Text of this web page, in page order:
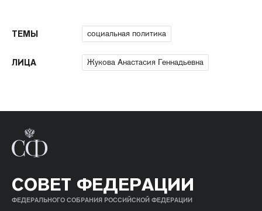
ТЕМЫ социальная политика
ЛИЦА Жукова Анастасия Геннадьевна
СОВЕТ ФЕДЕРАЦИИ
ФЕДЕРАЛЬНОГО СОБРАНИЯ РОССИЙСКОЙ ФЕДЕРАЦИИ